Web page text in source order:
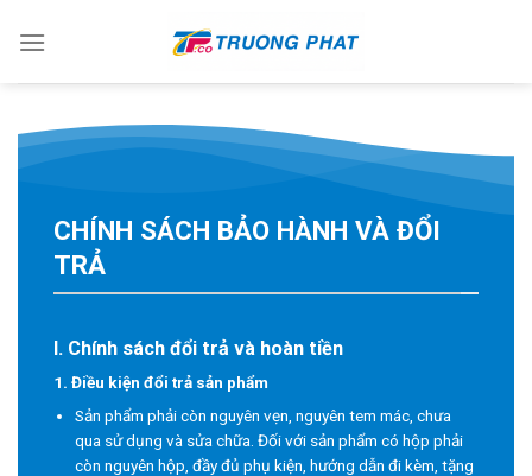
CHÍNH SÁCH BẢO HÀNH VÀ ĐỔI
TRẢ
I. Chính sách đổi trả và hoàn tiền
1. Điều kiện đổi trả sản phẩm
Sản phẩm phải còn nguyên vẹn, nguyên tem mác, chưa
qua sử dụng và sửa chữa. Đối với sản phẩm có hộp phải
còn nguyên hộp, đầy đủ phụ kiện, hướng dẫn đi kèm, tặng